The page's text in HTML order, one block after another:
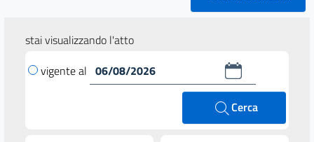
stai visualizzando l'atto
vigente al
Cerca